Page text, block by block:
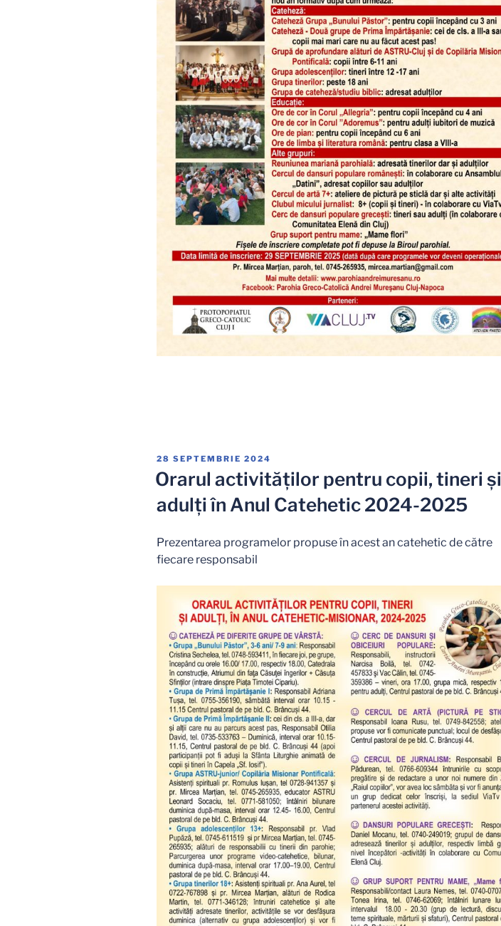
PUBLICAT
PE
28 SEPTEMBRIE 2024
Orarul activităților pentru copii, tineri și
adulți în Anul Catehetic 2024-2025
Prezentarea programelor propuse în acest an catehetic de către
fiecare responsabil